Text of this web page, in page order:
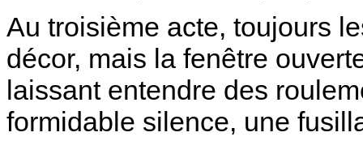
Au troisième acte, toujours
décor, mais la fenêtre
laissant entendre des
formidable silence, une